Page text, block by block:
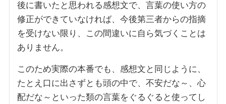
後に書いたと思われる感想文で、言葉の使い方の
修正ができていなければ、今後第三者からの指摘
を受けない限り、この間違いに自ら気づくことは
ありません。
このため実際の本番でも、感想文と同じように、
たとえ口に出さずとも頭の中で、不安だな～、心
配だな～といった類の言葉をぐるぐると使ってし